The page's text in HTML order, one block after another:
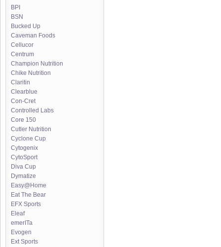
BPI
BSN
Bucked Up
Caveman Foods
Cellucor
Centrum
Champion Nutrition
Chike Nutrition
Claritin
Clearblue
Con-Cret
Controlled Labs
Core 150
Cutler Nutrition
Cyclone Cup
Cytogenix
CytoSport
Diva Cup
Dymatize
Easy@Home
Eat The Bear
EFX Sports
Eleaf
emerITa
Evogen
Ext Sports